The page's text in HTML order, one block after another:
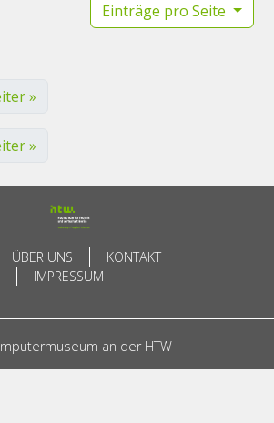
Einträge pro Seite
»
»
ÜBER UNS
KONTAKT
IMPRESSUM
an der HTW